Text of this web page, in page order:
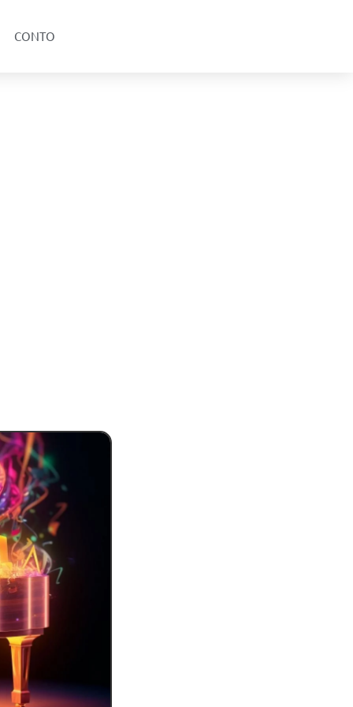
CONTO